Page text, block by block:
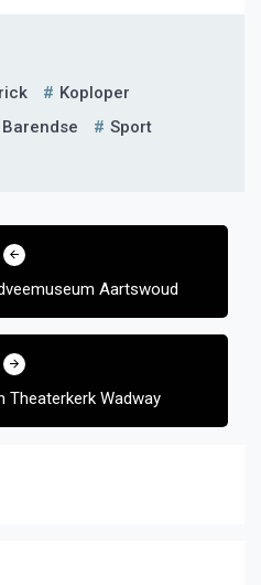
Koploper
Sport
Aartswoud
Theaterkerk Wadway